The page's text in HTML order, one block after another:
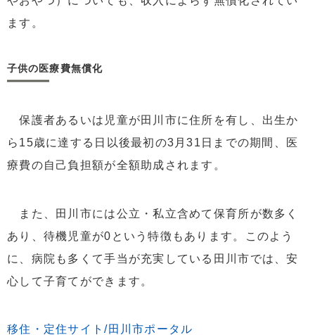
ます。
子供の医療費無償化
保護者あるいは児童が田川市に住所を有し、出生か
ら15歳に達する日以後最初の3月31日までの期間、医
療費の自己負担額が全額助成されます。
また、田川市には公立・私立含めて保育所が数多く
あり、待機児童が0という特徴もあります。このよう
に、病院も多くて手当が充実している田川市では、安
心して子育てができます。
移住・定住サイト/田川市ポータル